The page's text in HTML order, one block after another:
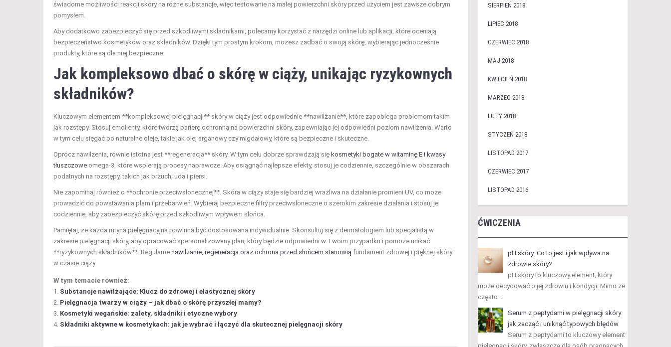
świadome możliwości reakcji skóry na różne substancje, więc testowanie na małej powierzchni skóry przed użyciem jest zawsze dobrym
pomysłem.
Aby dodatkowo zabezpieczyć się przed szkodliwymi składnikami, polecamy korzystać z narzędzi online lub aplikacji, które oceniają
bezpieczeństwo kosmetyków oraz składników. Dzięki tym prostym krokom, możesz zadbać o swoją skórę, wybierając jednocześnie
produkty, które są dla niej bezpieczne.
Jak kompleksowo dbać o skórę w ciąży, unikając ryzykownych
składników?
Kluczowym elementem **kompleksowej pielęgnacji** skóry w ciąży jest odpowiednie **nawilżanie**, które zapobiega problemom takim
jak rozstępy. Stosuj emolienty, które tworzą barierę ochronną na powierzchni skóry, zapewniając jej odpowiedni poziom nawilżenia. Warto
w tym celu sięgać po naturalne oleje, takie jak olej arganowy czy migdałowy, które są bezpieczne i skuteczne.
Oprócz nawilżenia, równie istotna jest **regeneracja** skóry. W tym celu dobrze sprawdzają się kosmetyki bogate w witaminę E i kwasy
tłuszczowe omega-3, które wspierają procesy naprawcze. Aby osiągnąć najlepsze efekty, stosuj je codziennie, szczególnie w obszarach
podatnych na rozstępy, takich jak brzuch, uda i piersi.
Nie zapominaj również o **ochronie przeciwsłonecznej**. Skóra w ciąży staje się bardziej wrażliwa na działanie promieni UV, co może
prowadzić do powstawania plam i przebarwień. Wybieraj bezpieczne filtry przeciwsłoneczne o szerokim zakresie działania i stosuj je
codziennie, aby zabezpieczyć skórę przed szkodliwym wpływem słońca.
Pamiętaj, że każda rutyna pielęgnacyjna powinna być dostosowana indywidualnie. Skonsultuj się z dermatologiem lub specjalistą w
zakresie pielęgnacji skóry, aby opracować spersonalizowany plan, który będzie odpowiedni w Twoim przypadku i pomoże unikać
**ryzykownych składników**. Regularne nawilżanie, regeneracja oraz ochrona przed słońcem stanowią fundament zdrowej i pięknej skóry
w czasie ciąży.
W tym temacie również:
Substancje nawilżające: Klucz do zdrowej i elastycznej skóry
Pielęgnacja twarzy w ciąży – jak dbać o skórę przyszłej mamy?
Kosmetyki wegańskie: zalety, składniki i etyczne wybory
Składniki aktywne w kosmetykach: jak je wybrać i łączyć dla skutecznej pielęgnacji skóry
SIERPIEŃ 2018
LIPIEC 2018
CZERWIEC 2018
MAJ 2018
KWIECIEŃ 2018
MARZEC 2018
LUTY 2018
STYCZEŃ 2018
LISTOPAD 2017
CZERWIEC 2017
LISTOPAD 2016
ĆWICZENIA
pH skóry: Co to jest i jak wpływa na
zdrowie skóry?
pH skóry to kluczowy element, który
może decydować o jej zdrowiu i kondycji. Mimo że
często …
Serum z peptydami w pielęgnacji skóry:
jak zacząć i uniknąć typowych błędów
Serum z peptydami to kluczowy element